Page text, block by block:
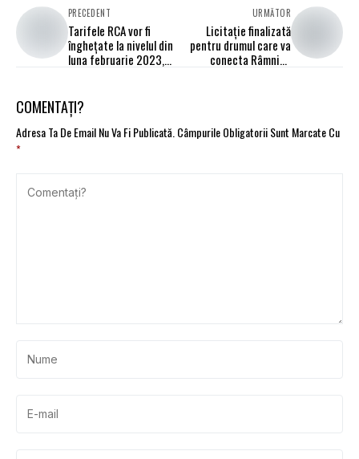
PRECEDENT
Tarifele RCA vor fi
înghețate la nivelul din
luna februarie 2023,
URMĂTOR
Licitație finalizată
pentru drumul care va
conecta Râmnicu
COMENTAȚI?
Adresa Ta De Email Nu Va Fi Publicată. Câmpurile Obligatorii Sunt Marcate Cu
*